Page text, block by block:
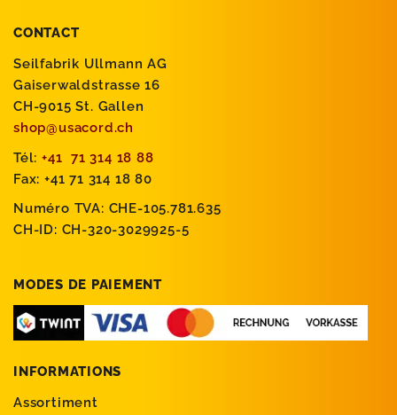
CONTACT
Seilfabrik Ullmann AG
Gaiserwaldstrasse 16
CH-9015 St. Gallen
shop@usacord.ch
Tél: +41 71 314 18 88
Fax: +41 71 314 18 80
Numéro TVA: CHE-105.781.635
CH-ID: CH-320-3029925-5
MODES DE PAIEMENT
INFORMATIONS
Assortiment